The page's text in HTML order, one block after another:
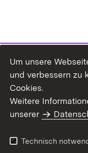
Benutzungshinweise
Um unsere
und verbessern zu
Cookies.
Weitere
unserer
Technisch